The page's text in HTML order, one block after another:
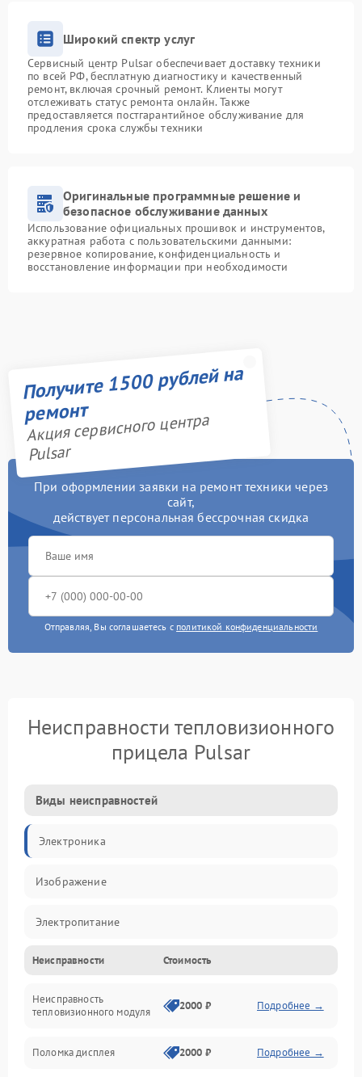
Широкий спектр услуг
Сервисный центр Pulsar обеспечивает доставку техники
по всей РФ, бесплатную диагностику и качественный
ремонт, включая срочный ремонт. Клиенты могут
отслеживать статус ремонта онлайн. Также
предоставляется постгарантийное обслуживание для
продления срока службы техники
Оригинальные программные решение и
безопасное обслуживание данных
Использование официальных прошивок и инструментов,
аккуратная работа с пользовательскими данными:
резервное копирование, конфиденциальность и
восстановление информации при необходимости
Получите 1500 рублей на
ремонт
Акция сервисного центра
Pulsar
При оформлении заявки на ремонт техники через
сайт,
действует персональная бессрочная скидка
Отправляя, Вы соглашаетесь с политикой конфиденциальности
Неисправности тепловизионного
прицела Pulsar
Виды неисправностей
Электроника
Изображение
Электропитание
Измерения
Матрица
Неисправности Стоимость
Неисправность
тепловизионного модуля
2000 ₽ Подробнее →
Поломка дисплея 2000 ₽ Подробнее →